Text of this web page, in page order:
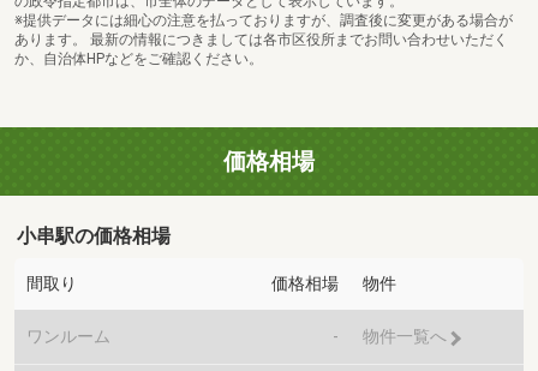
※提供データには細心の注意を払っておりますが、調査後に変更がある場合が
あります。 最新の情報につきましては各市区役所までお問い合わせいただく
か、自治体HPなどをご確認ください。
価格相場
小串駅の価格相場
間取り 価格相場 物件
ワンルーム - 物件一覧へ